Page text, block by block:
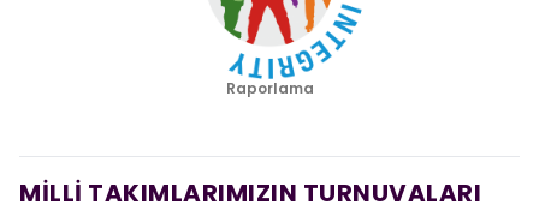
Raporlama
MİLLİ TAKIMLARIMIZIN TURNUVALARI